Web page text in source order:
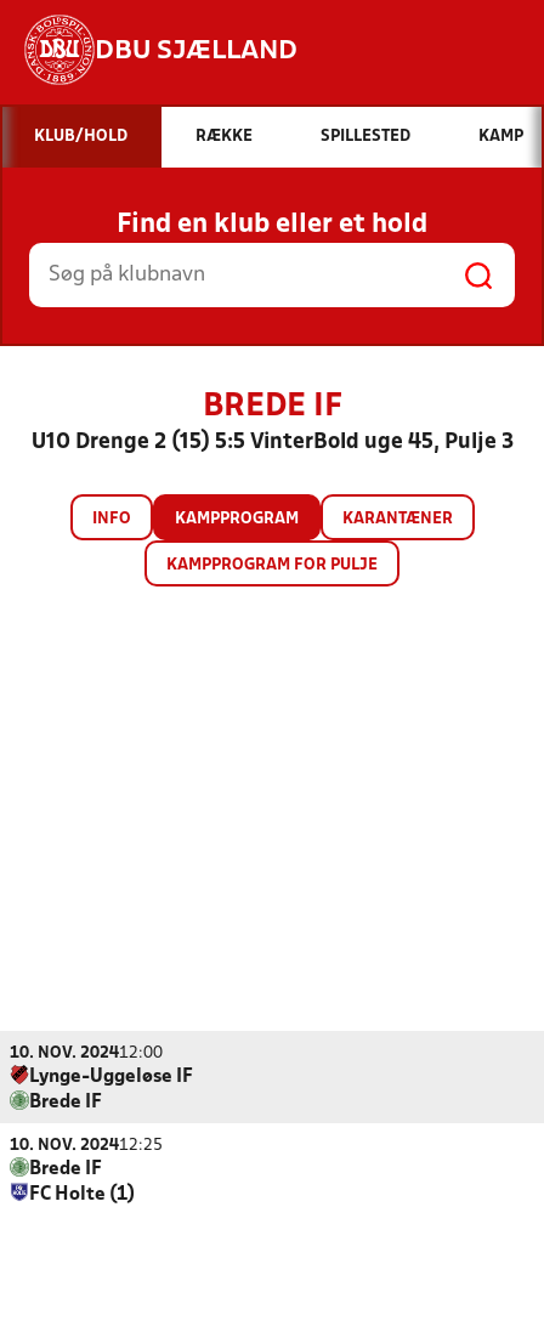
DBU SJÆLLAND
Hvad vil du søge efter?
INDHOLD OG NYHEDER
STILLINGER, RESULTATER, KLUBBER OG
HOLD
KLUB/HOLD RÆKKE SPILLESTED KAMP
Find en klub eller et hold
BREDE IF
U10 Drenge 2 (15) 5:5 VinterBold uge 45, Pulje 3
INFO KAMPPROGRAM KARANTÆNER
KAMPPROGRAM FOR PULJE
10. NOV. 202412:00
Lynge-Uggeløse IF
Brede IF
10. NOV. 202412:25
Brede IF
FC Holte (1)